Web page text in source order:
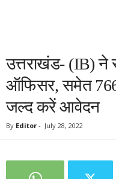
उत्तराखंड- (IB)
ऑफिसर, समेत 766
जल्द करें आवेदन
By Editor - July 28, 2022